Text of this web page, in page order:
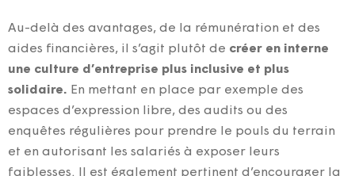
Au-delà des avantages, de la rémunération et des
aides financières, il s’agit plutôt de créer en interne
une culture d’entreprise plus inclusive et plus
solidaire. En mettant en place par exemple des
espaces d’expression libre, des audits ou des
enquêtes régulières pour prendre le pouls du terrain
et en autorisant les salariés à exposer leurs
faiblesses. Il est également pertinent d’encourager la